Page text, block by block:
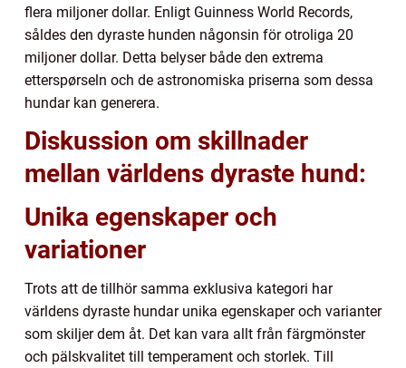
flera miljoner dollar. Enligt Guinness World Records,
såldes den dyraste hunden någonsin för otroliga 20
miljoner dollar. Detta belyser både den extrema
etterspørseln och de astronomiska priserna som dessa
hundar kan generera.
Diskussion om skillnader
mellan världens dyraste hund:
Unika egenskaper och
variationer
Trots att de tillhör samma exklusiva kategori har
världens dyraste hundar unika egenskaper och varianter
som skiljer dem åt. Det kan vara allt från färgmönster
och pälskvalitet till temperament och storlek. Till